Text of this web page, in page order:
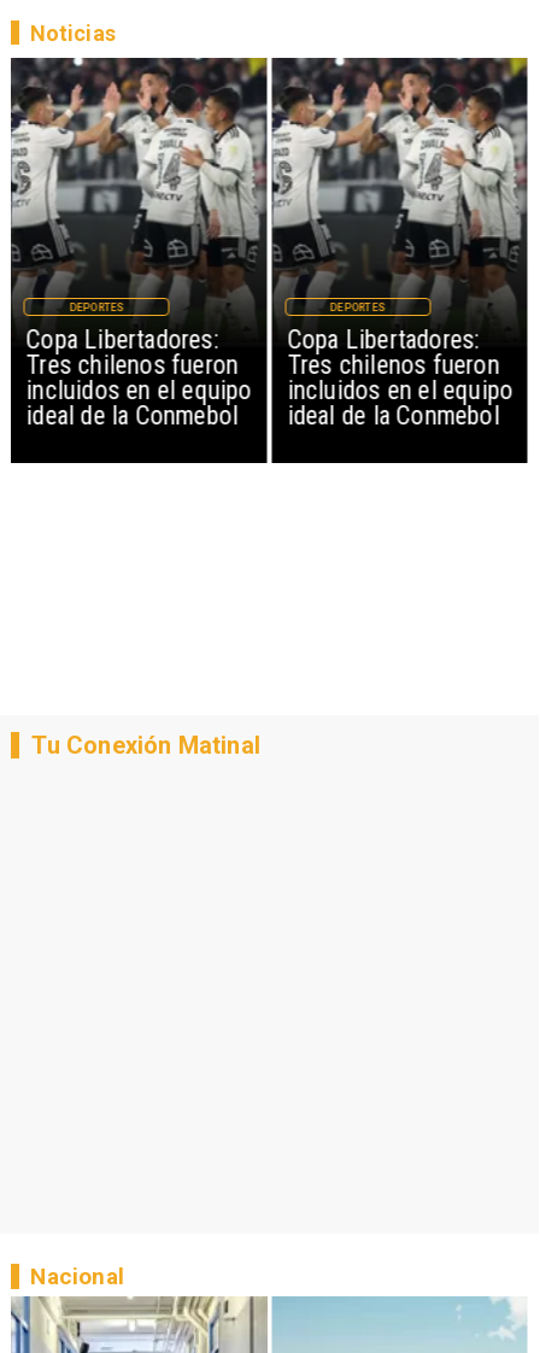
Copa Libertadores:
Tres chilenos fueron
incluidos en el equipo
ideal de la Conmebol
DEPORTES
Copa Libertadores:
Tres chilenos fueron
incluidos en el equipo
ideal de la Conmebol
DEPORTES
Noticias
Tu Conexión Matinal
Nacional